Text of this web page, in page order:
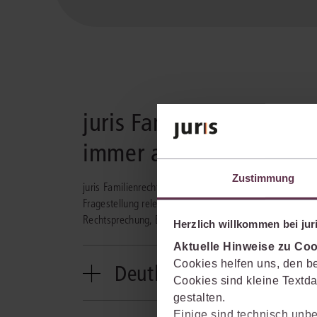
Zustimmung
Herzlich willkommen bei
Aktuelle Hinweise zu
Cookies helfen uns, den
Cookies sind kleine
gestalten.
Einige sind technisch
juris Familienrecht
immer aktuell
juris Familienrecht Premium liefert wertvolle
Fragestellung relevanten Quellen garantiert finden,
Rechtsprechung, Bundesrecht und passende
Deutliche
Mit juris Familienrecht Premium sind Sie